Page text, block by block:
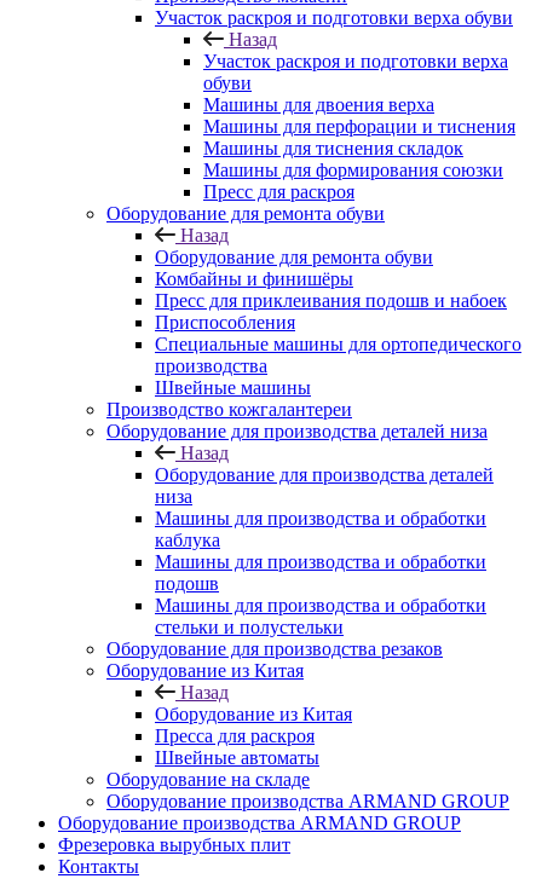
Участок раскроя и подготовки верха обуви
Назад
Участок раскроя и подготовки верха
обуви
Машины для двоения верха
Машины для перфорации и тиснения
Машины для тиснения складок
Машины для формирования союзки
Пресс для раскроя
Оборудование для ремонта обуви
Назад
Оборудование для ремонта обуви
Комбайны и финишёры
Пресс для приклеивания подошв и набоек
Приспособления
Специальные машины для ортопедического
производства
Швейные машины
Производство кожгалантереи
Оборудование для производства деталей низа
Назад
Оборудование для производства деталей
низа
Машины для производства и обработки
каблука
Машины для производства и обработки
подошв
Машины для производства и обработки
стельки и полустельки
Оборудование для производства резаков
Оборудование из Китая
Назад
Оборудование из Китая
Пресса для раскроя
Швейные автоматы
Оборудование на складе
Оборудование производства ARMAND GROUP
Оборудование производства ARMAND GROUP
Фрезеровка вырубных плит
Контакты